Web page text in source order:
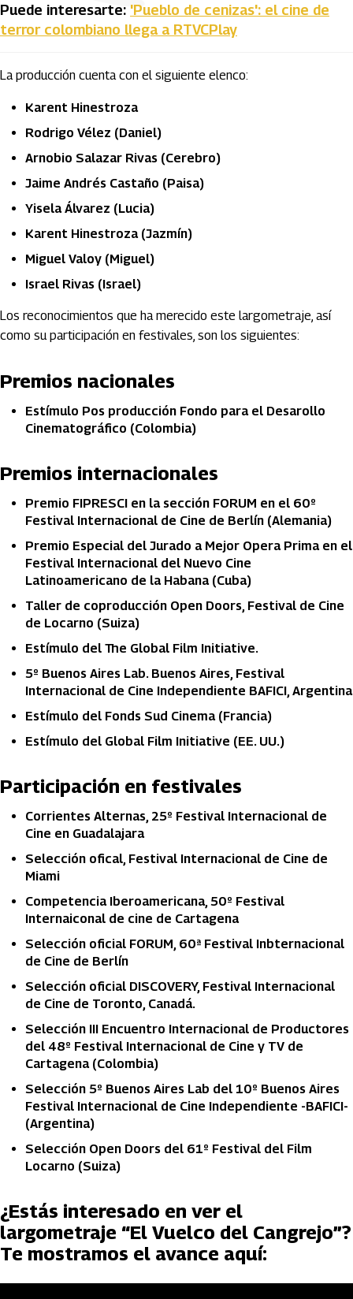
Puede interesarte: 'Pueblo de cenizas': el cine de
terror colombiano llega a RTVCPlay
La producción cuenta con el siguiente elenco:
Karent Hinestroza
Rodrigo Vélez (Daniel)
Arnobio Salazar Rivas (Cerebro)
Jaime Andrés Castaño (Paisa)
Yisela Álvarez (Lucia)
Karent Hinestroza (Jazmín)
Miguel Valoy (Miguel)
Israel Rivas (Israel)
Los reconocimientos que ha merecido este largometraje, así
como su participación en festivales, son los siguientes:
Premios nacionales
Estímulo Pos producción Fondo para el Desarollo
Cinematográfico (Colombia)
Premios internacionales
Premio FIPRESCI en la sección FORUM en el 60º
Festival Internacional de Cine de Berlín (Alemania)
Premio Especial del Jurado a Mejor Opera Prima en el
Festival Internacional del Nuevo Cine
Latinoamericano de la Habana (Cuba)
Taller de coproducción Open Doors, Festival de Cine
de Locarno (Suiza)
Estímulo del The Global Film Initiative.
5º Buenos Aires Lab. Buenos Aires, Festival
Internacional de Cine Independiente BAFICI, Argentina
Estímulo del Fonds Sud Cinema (Francia)
Estímulo del Global Film Initiative (EE. UU.)
Participación en festivales
Corrientes Alternas, 25º Festival Internacional de
Cine en Guadalajara
Selección ofical, Festival Internacional de Cine de
Miami
Competencia Iberoamericana, 50º Festival
Internaiconal de cine de Cartagena
Selección oficial FORUM, 60ª Festival Inbternacional
de Cine de Berlín
Selección oficial DISCOVERY, Festival Internacional
de Cine de Toronto, Canadá.
Selección III Encuentro Internacional de Productores
del 48º Festival Internacional de Cine y TV de
Cartagena (Colombia)
Selección 5º Buenos Aires Lab del 10º Buenos Aires
Festival Internacional de Cine Independiente -BAFICI-
(Argentina)
Selección Open Doors del 61º Festival del Film
Locarno (Suiza)
¿Estás interesado en ver el
largometraje “El Vuelco del Cangrejo”?
Te mostramos el avance aquí: